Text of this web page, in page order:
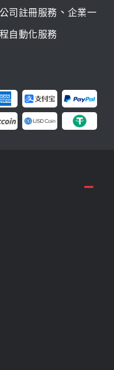
司註冊服務 、 企業一
自動化服務